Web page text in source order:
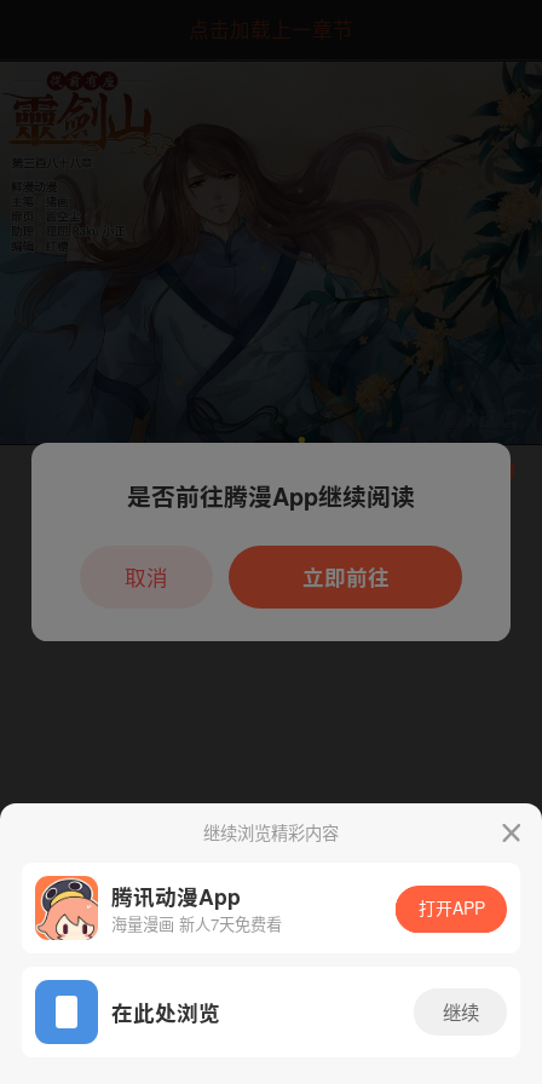
点击加载上一章节
App免费看
下一话 腾漫App免费看
继续浏览精彩内容
腾讯动漫App
海量漫画 新人7天免费看
打开APP
在此处浏览 继续
本章节仅支持App阅读，可打开App新用
户7天免费看
是否前往腾漫App继续阅读
立即前往
取消